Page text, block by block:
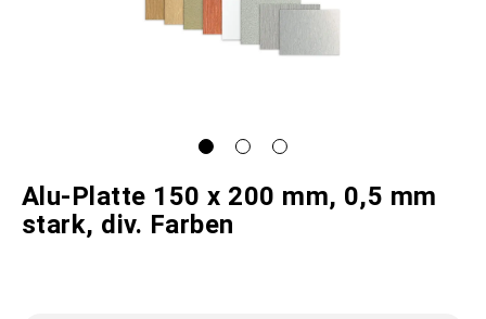
Alu-Platte 150 x 200 mm, 0,5 mm
stark, div. Farben